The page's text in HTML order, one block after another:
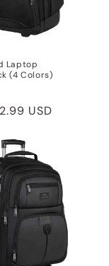
Laptop
(4 Colors)
:
USD